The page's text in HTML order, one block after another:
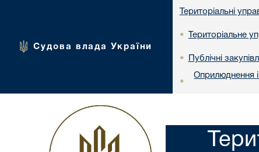
Судова влада України
Територіальні
• Територіальне
• Публічні
•
Оприлюднення